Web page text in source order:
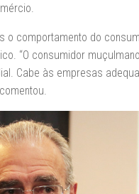
o comportamento do
“O consumidor
Cabe às empresas